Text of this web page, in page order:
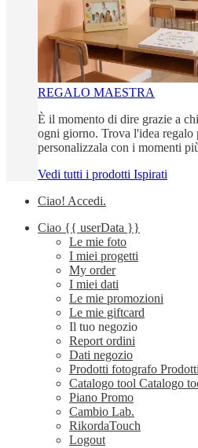
REGALO MAESTRA
È il momento di dire grazie a
ogni giorno. Trova l'idea regalo
personalizzala con i momenti
Vedi tutti i prodotti Ispirati
Ciao! Accedi.
Ciao {{ userData }}
Le mie foto
I miei progetti
My order
I miei dati
Le mie promozioni
Le mie giftcard
Il tuo negozio
Report ordini
Dati negozio
Prodotti fotografo
Catalogo tool Catalogo
Piano Promo
Cambio Lab.
RikordaTouch
Logout